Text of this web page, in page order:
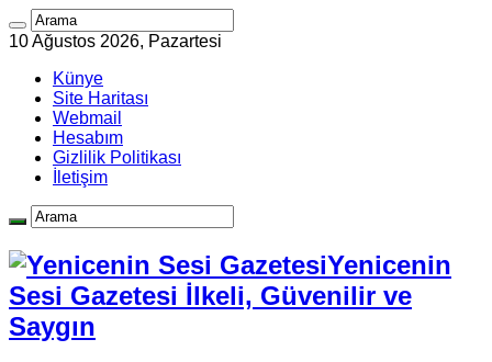
10 Ağustos 2026, Pazartesi
Künye
Site Haritası
Webmail
Hesabım
Gizlilik Politikası
İletişim
Yenicenin
Sesi Gazetesi İlkeli, Güvenilir ve
Saygın